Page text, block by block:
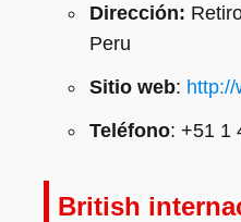
Dirección:
Peru
Sitio web: http://
Teléfono: +51 1
British